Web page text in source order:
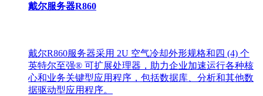
戴尔服务器R860
戴尔R860服务器采用 2U 空气冷却外形规格和四 (4) 个
英特尔至强® 可扩展处理器，助力企业加速运行各种核
心和业务关键型应用程序，包括数据库、分析和其他数
据驱动型应用程序。